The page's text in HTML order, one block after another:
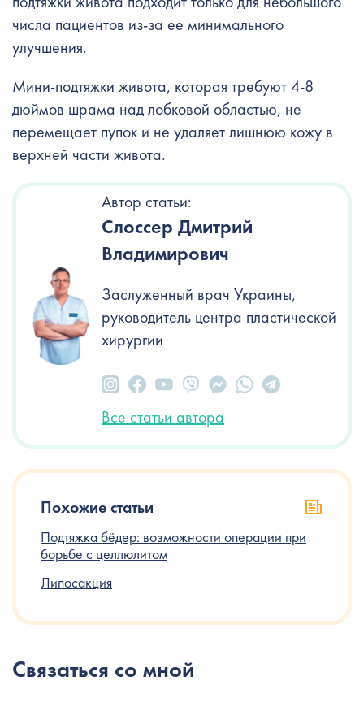
числа пациентов из-за ее минимального
улучшения.
Мини-подтяжки живота, которая требуют 4-8
дюймов шрама над лобковой областью, не
перемещает пупок и не удаляет лишнюю кожу в
верхней части живота.
Автор статьи:
Слоссер Дмитрий
Владимирович
Заслуженный врач Украины,
руководитель центра пластической
хирургии
Все статьи автора
Похожие статьи
Подтяжка бёдер: возможности операции при
борьбе с целлюлитом
Липосакция
Связаться со мной